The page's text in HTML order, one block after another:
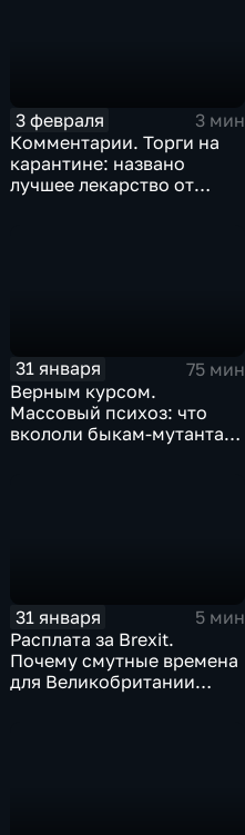
3 февраля
3 мин
Комментарии. Торги на
карантине: названо
лучшее лекарство от
31 января
75 мин
Верным курсом.
Массовый психоз: что
вкололи быкам-мутантам,
31 января
5 мин
Расплата за Brexit.
Почему смутные времена
для Великобритании